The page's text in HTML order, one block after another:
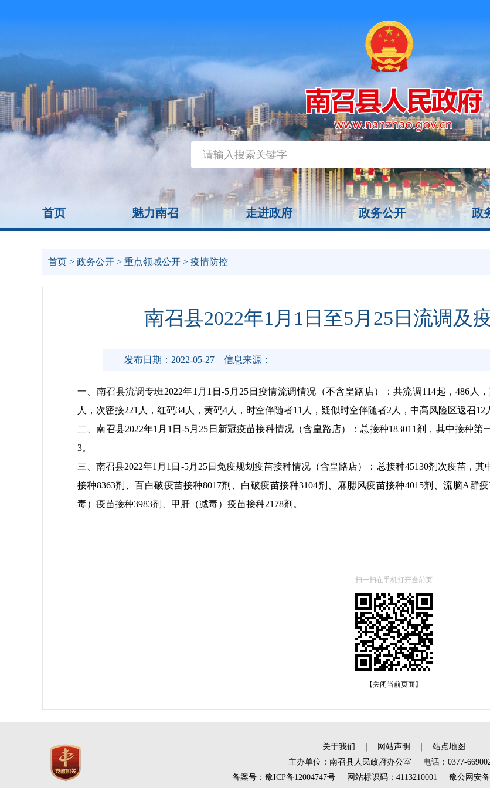
首页 魅力南召 走进政府 政务公开 政
首页 > 政务公开 > 重点领域公开 > 疫情防控
南召县2022年1月1日至5月25日流调及
发布日期：2022-05-27 信息来源：
一、南召县流调专班2022年1月1日-5月25日疫情流调情况（不含皇路店）：共流调114起，486人
人，次密接221人，红码34人，黄码4人，时空伴随者11人，疑似时空伴随者2人，中高风险区返召12
二、南召县2022年1月1日-5月25日新冠疫苗接种情况（含皇路店）：总接种183011剂，其中接种第
3。
三、南召县2022年1月1日-5月25日免疫规划疫苗接种情况（含皇路店）：总接种45130剂次疫苗，
接种8363剂、百白破疫苗接种8017剂、白破疫苗接种3104剂、麻腮风疫苗接种4015剂、流脑A群
毒）疫苗接种3983剂、甲肝（减毒）疫苗接种2178剂。
扫一扫在手机打开当前页
【关闭当前页面】
关于我们 网站声明
站点地图
主办单位：南召县人民政府办公室 电话：0377-
备案号：豫ICP备12004747号 网站标识码：4113210001 豫公网安备